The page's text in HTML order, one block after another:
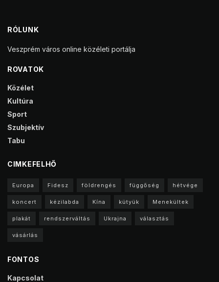
RÓLUNK
Veszprém város online közéleti portálja
ROVATOK
Közélet
Kultúra
Sport
Szubjektív
Tabu
CIMKEFELHŐ
Europa Fidesz földrengés függőség hétvége
koncert kézilabda Kína kütyük Menekültek
plakát rendszerváltás Ukrajna választás
vásárlás
FONTOS
Kapcsolat